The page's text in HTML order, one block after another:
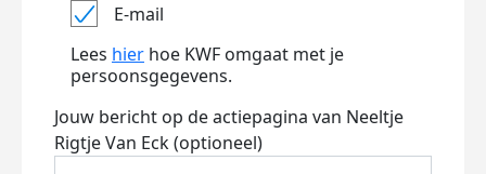
E-mail
Lees hier hoe KWF omgaat met je
persoonsgegevens.
Jouw bericht op de actiepagina van Neeltje
Rigtje Van Eck (optioneel)